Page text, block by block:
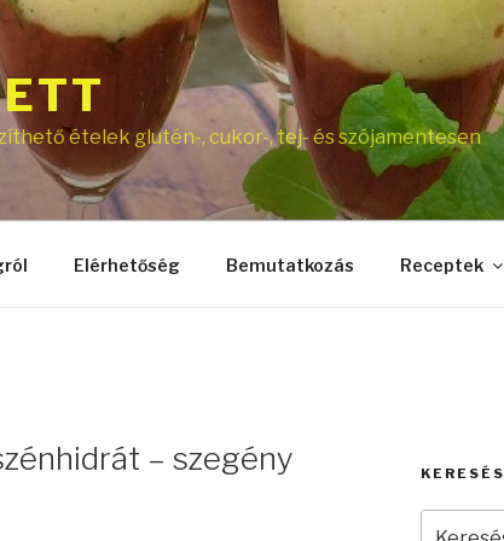
ételek glutén-, cukor-, tej- és szójamentesen
Elérhetőség Bemutatkozás Receptek
– szegény
KERESÉS